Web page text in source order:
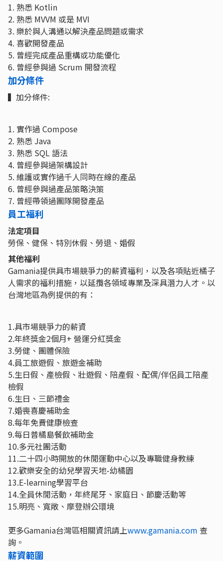
1. 熟悉 Kotlin
2. 熟悉 MVVM 或是 MVI
3. 樂於與人溝通以解決產品問題或需求
4. 喜歡開發產品
5. 曾經完成產品重構或功能優化
6. 曾經參與過 Scrum 開發流程
加分條件
▍加分條件:
1. 實作過 Compose
2. 熟悉 Java
3. 熟悉 SQL 語法
4. 曾經參與過架構設計
5. 維護或實作過千人同時在線的產品
6. 曾經參與過產品策略決策
7. 曾經帶領過團隊開發產品
員工福利
法定項目
勞保、健保、特別休假、勞退、婚假
其他福利
Gamania提供具市場競爭力的薪資福利，以及各項貼近橘子
人需求的福利措施，以延攬各領域專業及深具潛力人才。以
台灣地區為例提供的有：
1.具市場競爭力的薪資
2.年終獎金2個月+ 營運分紅獎金
3.勞健、團體保險
4.員工旅遊假、旅遊金補助
5.生日假、產檢假、壯遊假、陪產假、配偶/伴侶員工陪產
檢假
6.生日、三節禮金
7.婚喪喜慶補助金
8.每年免費健康檢查
9.每日普橘島餐飲補助金
10.多元社團活動
11.二十四小時開放的休閒運動中心以及專職健身教練
12.歡樂安全的幼兒學習天地-幼橘園
13.E-learning學習平台
14.全員休閒活動，年終尾牙、家庭日、節慶活動等
15.明亮、寬敞、摩登辦公環境
更多Gamania台灣區相關資訊請上www.gamania.com 查
詢。
薪資範圍